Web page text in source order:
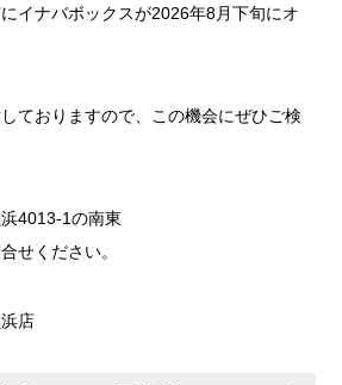
イナバボックスが2026年8月下旬にオ
ておりますので、この機会にぜひご検
4013-1の南東
せください。
店